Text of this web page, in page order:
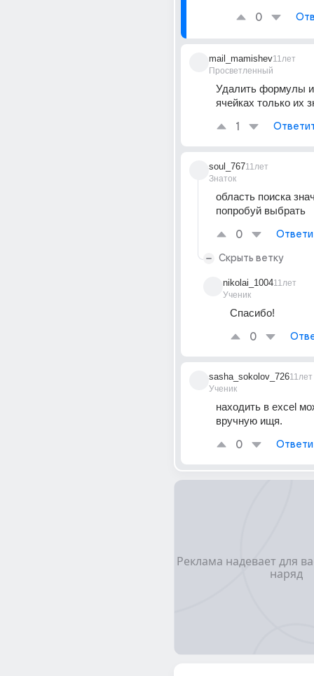
0
mail_mamishev
Просветленный
11лет
Удалить формулы и
ячейках только их
1
soul_767
Знаток
11лет
область поиска
попробуй выбрать
0
Скрыть ветку
nikolai_1004
Ученик
11лет
Спасибо!
0
sasha_sokolov_726
Ученик
11лет
находить в excel
вручную ищя.
0